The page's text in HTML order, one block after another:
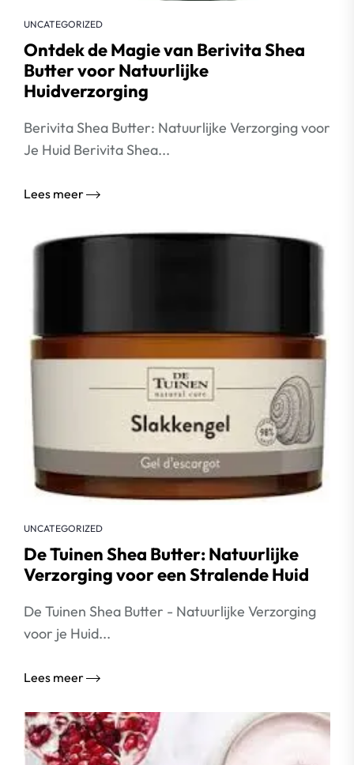
UNCATEGORIZED
Ontdek de Magie van Berivita Shea
Butter voor Natuurlijke
Huidverzorging
Berivita Shea Butter: Natuurlijke Verzorging voor
Je Huid Berivita Shea...
Lees meer
UNCATEGORIZED
De Tuinen Shea Butter: Natuurlijke
Verzorging voor een Stralende Huid
De Tuinen Shea Butter - Natuurlijke Verzorging
voor je Huid...
Lees meer